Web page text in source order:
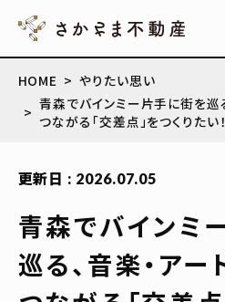
HOME
やりたい思い
青森でバインミー片手に街を巡
つながる「交差点」をつくりたい！
更新日 : 2026.07.05
青森でバインミ
巡る、音楽・アー